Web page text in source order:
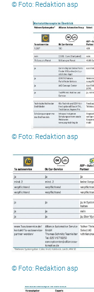
© Foto: Redaktion asp
© Foto: Redaktion asp
© Foto: Redaktion asp